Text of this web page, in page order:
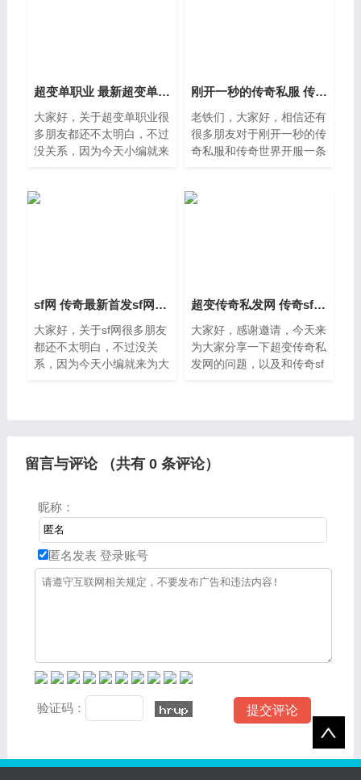
超变单职业 最新超变单职业传奇网站正版
大家好，关于超变单职业很
多朋友都还不太明白，不过
没关系，因为今天小编就来
点，相信应该可以解决大家
刚开一秒的传奇私服 传奇世界开服一条龙平台
老铁们，大家好，相信还有
很多朋友对于刚开一秒的传
奇私服和传奇世界开服一条
家分享分享刚开一秒的传奇
sf网 传奇最新首发sf网址大全
大家好，关于sf网很多朋友
都还不太明白，不过没关
系，因为今天小编就来为大
超变传奇私发网 传奇sf最新发布站
大家好，感谢邀请，今天来
为大家分享一下超变传奇私
发网的问题，以及和传奇sf
留言与评论 （共有 0条评论）
昵称：
匿名发表 登录账号
验证码：